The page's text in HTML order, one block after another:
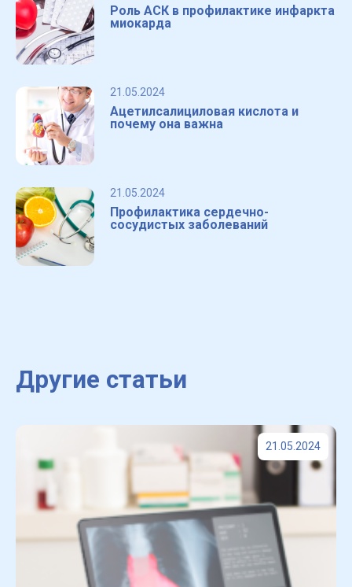
Роль АСК в профилактике инфаркта
миокарда
21.05.2024
Ацетилсалициловая кислота и
почему она важна
21.05.2024
Профилактика сердечно-
сосудистых заболеваний
Другие статьи
21.05.2024